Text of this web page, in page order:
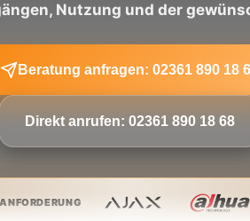
Nutzung und der
Beratung anfragen: 02361 890 18
Direkt anrufen: 02361 890 18 68